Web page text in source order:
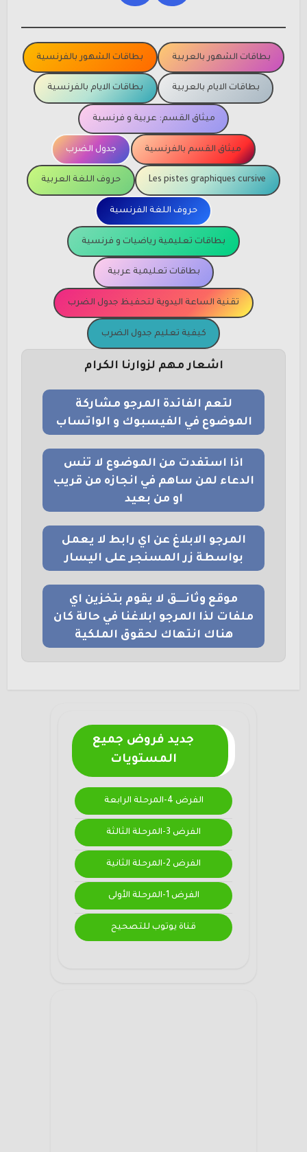
بطاقات الشهور بالعربية بطاقات الشهور بالفرنسية
بطاقات الايام بالعربية بطاقات الايام بالفرنسية
ميثاق القسم: عربية و فرنسية
ميثاق القسم بالفرنسية جدول الضرب
Les pistes graphiques cursive حروف اللغة العربية
حروف اللغة الفرنسية
بطاقات تعليمية رياضيات و فرنسية
بطاقات تعليمية عربية
تقنية الساعة اليدوية لتحفيظ جدول الضرب
كيفية تعليم جدول الضرب
اشعار مهم لزوارنا الكرام
لتعم الفائدة المرجو مشاركة
الموضوع في الفيسبوك و الواتساب
اذا استفدت من الموضوع لا تنس
الدعاء لمن ساهم في انجازه من قريب
او من بعيد
المرجو الابلاغ عن اي رابط لا يعمل
بواسطة زر المسنجر على اليسار
موقع وثائــــق لا يقوم بتخزين اي
ملفات لذا المرجو ابلاغنا في حالة كان
هناك انتهاك لحقوق الملكية
جديد فروض جميع
المستويات
الفرض 4-المرحلة الرابعة
الفرض 3-المرحلة الثالثة
الفرض 2-المرحلة الثانية
الفرض 1-المرحلة الأولى
قناة يوتوب للتصحيح